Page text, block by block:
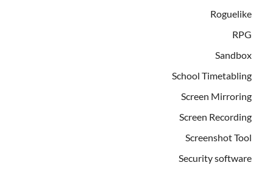
Roguelike
RPG
Sandbox
School Timetabling
Screen Mirroring
Screen Recording
Screenshot Tool
Security software